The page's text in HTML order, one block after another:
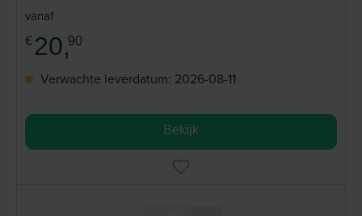
vanaf
€ 20,90
Verwachte leverdatum: 2026-08-11
Bekijk